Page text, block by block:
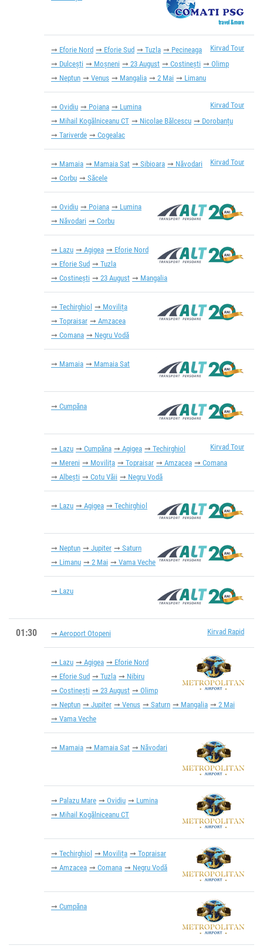
Kirvad Tour
Eforie Nord Eforie Sud Tuzla
Pecineaga
Dulcești
Moșneni 23 August Costinești
Olimp
Neptun
Venus Mangalia 2 Mai Limanu
Kirvad Tour
Ovidiu Poiana
Lumina
Mihail Kogălniceanu CT
Nicolae Bălcescu
Dorobanțu
Tariverde
Cogealac
Kirvad Tour
Mamaia Mamaia Sat Sibioara
Năvodari
Corbu
Săcele
Ovidiu Poiana
Lumina
Năvodari
Corbu
Lazu Agigea
Eforie Nord
Eforie Sud
Tuzla
Costinești
23 August Mangalia
Techirghiol
Movilița
Topraisar
Amzacea
Comana
Negru Vodă
Mamaia Mamaia Sat
Cumpăna
Kirvad Tour
Lazu Cumpăna Agigea
Techirghiol
Mereni
Movilița Topraisar Amzacea
Comana
Albești
Cotu Văii Negru Vodă
Lazu Agigea Techirghiol
Neptun Jupiter
Saturn
Limanu
2 Mai Vama Veche
Lazu
01:30 Kirvad Rapid
Aeroport Otopeni
Lazu Agigea
Eforie Nord
Eforie Sud
Tuzla
Nibiru
Costinești
23 August
Olimp
Neptun
Jupiter Venus Saturn Mangalia
2 Mai
Vama Veche
Mamaia Mamaia Sat Năvodari
Palazu Mare Ovidiu
Lumina
Mihail Kogălniceanu CT
Techirghiol Movilița
Topraisar
Amzacea
Comana Negru Vodă
Cumpăna